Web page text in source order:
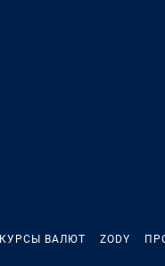
КУРСЫ ВАЛЮТ ZODY